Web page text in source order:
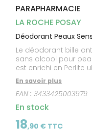
PARAPHARMACIE
LA ROCHE POSAY
Déodorant Peaux
Le déodorant bille
sans alcool pour
est enrichi en Perlite
contre l'humidité,
les odeurs et
anti-odeurs anti-
peaux sensibles est
pour un usage après rasage. 24 H :
Sans alcool.
En savoir plus
EAN :3433425003979
En stock
18,90 € TTC